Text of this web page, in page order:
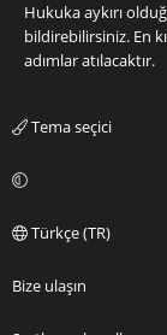
Hukuka aykırı
bildirebilirsiniz. En
adımlar atılacaktır.
Tema seçici
Türkçe (TR)
Bize ulaşın